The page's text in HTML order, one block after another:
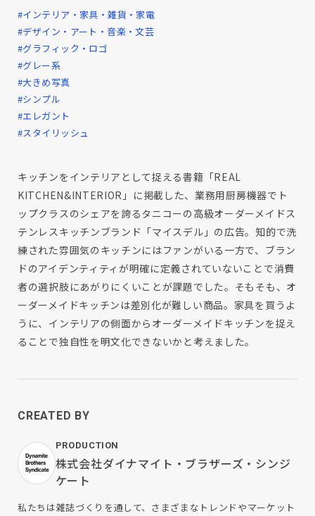
#インテリア・家具・雑貨・家電
#デザイン・アート・音楽・文芸
#グラフィック・ロゴ
#グレー系
#大きめ写真
#シンプル
#エレガント
#スタイリッシュ
キッチンをインテリアとして捉える書籍「REAL
KITCHEN&INTERIOR」に掲載した、業務用厨房機器でト
ップクラスのシェアを誇るタニコーの高級オーダーメイドス
テンレスキッチンブランド「マイスデル」の広告。知的で洗
練された雰囲気のキッチンにはファンがいる一方で、ブラン
ドのアイデンティティが明確に定義されていないことで消費
者の選択肢にあがりにくいことが課題でした。そもそも、オ
ーダーメイドキッチンは差別化が難しい商品。家具を買うよ
うに、インテリアの側面からオーダーメイドキッチンを捉え
ることで独自性を明文化できないかと考えました。
CREATED BY
PRODUCTION
株式会社ダイナマイト・ブラザーズ・シンジ
ケート
私たちは雑誌づくりを通して、さまざまなトレンドやマーケット